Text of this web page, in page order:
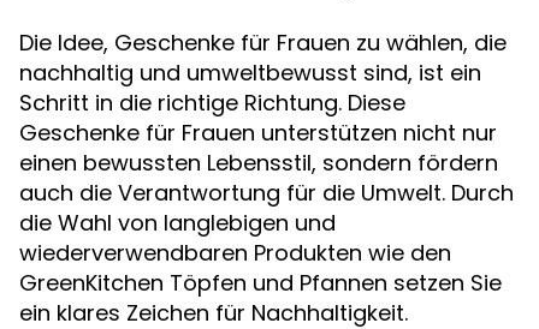
Die Idee, Geschenke für Frauen zu wählen, die
nachhaltig und umweltbewusst sind, ist ein
Schritt in die richtige Richtung. Diese
Geschenke für Frauen unterstützen nicht nur
einen bewussten Lebensstil, sondern fördern
auch die Verantwortung für die Umwelt. Durch
die Wahl von langlebigen und
wiederverwendbaren Produkten wie den
GreenKitchen Töpfen und Pfannen setzen Sie
ein klares Zeichen für Nachhaltigkeit.